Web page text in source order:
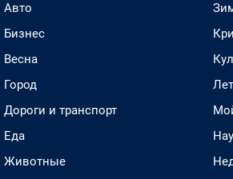
Авто
Бизнес
Весна
Город
Дороги и транспорт
Еда
Животные